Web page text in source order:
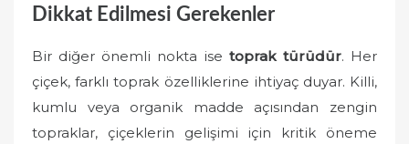
Dikkat Edilmesi Gerekenler
Bir diğer önemli nokta ise toprak türüdür. Her
çiçek, farklı toprak özelliklerine ihtiyaç duyar. Killi,
kumlu veya organik madde açısından zengin
topraklar, çiçeklerin gelişimi için kritik öneme